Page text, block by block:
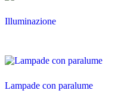
Illuminazione
Lampade con paralume